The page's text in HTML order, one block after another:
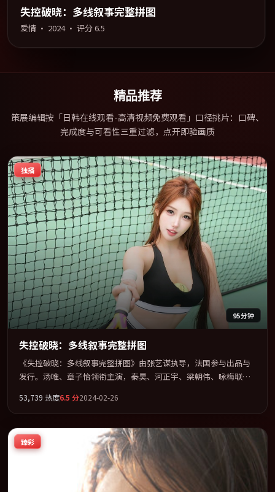
失控破晓：多线叙事完整拼图
爱情 · 2024· 评分6.5
精品推荐
策展编辑按「日韩在线观看-高清视频免费观看」口径挑片：口碑、
完成度与可看性三重过滤，点开即验画质
独播
95分钟
失控破晓：多线叙事完整拼图
《失控破晓：多线叙事完整拼图》由张艺谋执导，法国参与出品与
发行。汤唯、章子怡领衔主演，秦昊、河正宇、梁朝伟、咏梅联袂
情」类型为骨架，在叙事、表演与视听上力求统一。定于 2024-03-
16 在内地院线及主流平台同步亮相，2024 年度话题片中口碑稳健，
适合喜欢强情节与人物弧光的观众完整观看。
53,739 热度6.5 分2024-02-26
臻彩